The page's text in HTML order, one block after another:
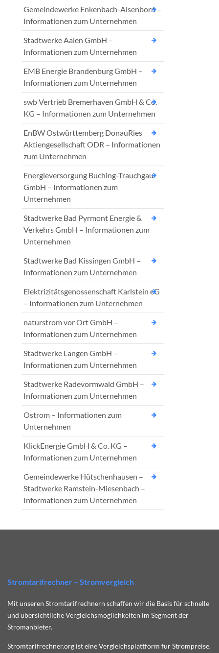
Gemeindewerke Enkenbach-Alsenborn –
Informationen zum Unternehmen
Stadtwerke Aalen GmbH –
Informationen zum Unternehmen
EMB Energie Brandenburg GmbH –
Informationen zum Unternehmen
swb Vertrieb Bremerhaven GmbH & Co.
KG – Informationen zum Unternehmen
EnBW Ostwürttemberg DonauRies
Aktiengesellschaft ODR – Informationen
zum Unternehmen
Energieversorgung Buching-Trauchgau
GmbH – Informationen zum
Unternehmen
Stadtwerke Bad Pyrmont Energie &
Verkehrs GmbH – Informationen zum
Unternehmen
Stadtwerke Bad Kissingen GmbH –
Informationen zum Unternehmen
Elektrizitätsgenossenschaft Karlstein eG
– Informationen zum Unternehmen
naturstrom vor Ort GmbH –
Informationen zum Unternehmen
Stadtwerke Langen GmbH –
Informationen zum Unternehmen
Stadtwerke Radevormwald GmbH –
Informationen zum Unternehmen
Ostrom – Informationen zum
Unternehmen
KlickEnergie GmbH & Co. KG –
Informationen zum Unternehmen
Gemeindewerke Hütschenhausen –
Stadtwerke Ramstein-Miesenbach –
Informationen zum Unternehmen
Stromtarifrechner – Stromvergleich
Mit unseren Stromtarifrechnern schaffen wir die Basis für schnelle
und übersichtliche Vergleichsmöglichkeiten im Segment der
Stromanbieter.
Stromtarifrechner.org ist eine Vergleichsplattform für Strompreise.